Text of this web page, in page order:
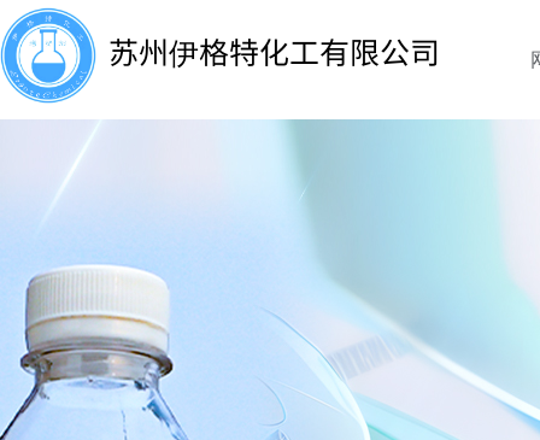
苏州伊格特化工有限公司